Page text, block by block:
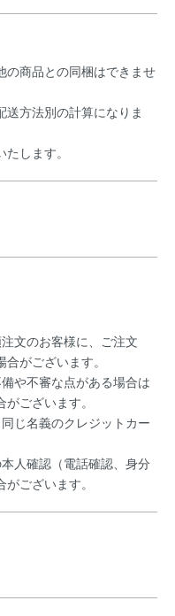
の商品との同梱はできませ
方法別の計算になりま
します。
文のお客様に、ご注文
がございます。
や不審な点がある場合は
ございます。
じ名義のクレジットカー
人確認（電話確認、身分
ございます。